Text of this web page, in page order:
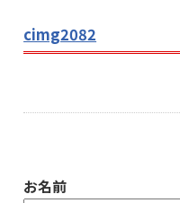
cimg2082
お名前